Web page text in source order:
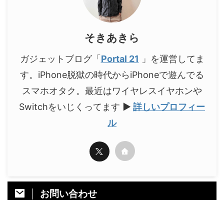
そきあきら
ガジェットブログ「 Portal 21 」を運営してま
す。iPhone脱獄の時代からiPhoneで遊んでる
スマホオタク。最近はワイヤレスイヤホンや
Switchをいじくってます ▶ 詳しいプロフィー
ル
お問い合わせ